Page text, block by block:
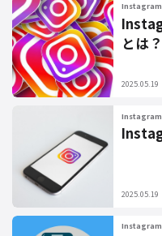
Instagram
とは
2025.05.19
Instagram
2025.05.19
Instagram